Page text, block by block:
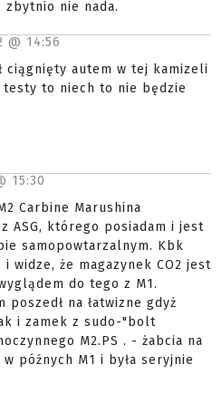
nie nada.
@ 14:56
ciągnięty autem w tej kamizeli
to niech to nie będzie
15:30
Carbine Marushina
ASG, którego posiadam i jest
samopowtarzalnym. Kbk
widze, że magazynek CO2 jest
do tego z M1.
poszedł na łatwizne gdyż
i zamek z sudo-"bolt
M2.PS . - żabcia na
późnych M1 i była seryjnie